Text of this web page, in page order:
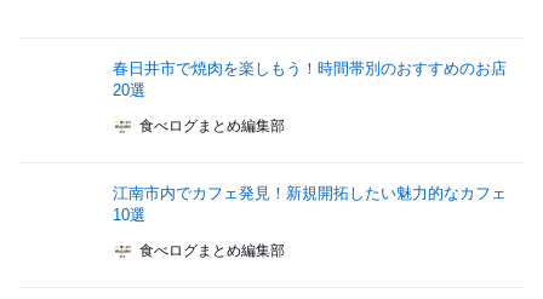
春日井市で焼肉を楽しもう！時間帯別のおすすめのお店
20選
食べログまとめ編集部
江南市内でカフェ発見！新規開拓したい魅力的なカフェ
10選
食べログまとめ編集部